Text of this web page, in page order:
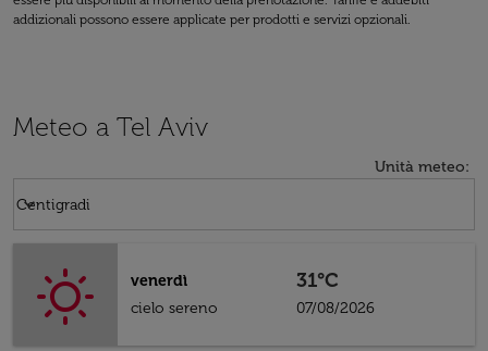
addizionali possono essere applicate per prodotti e servizi opzionali.
Meteo a Tel Aviv
Unità meteo:
Centigradi
keyboard_arrow_down
venerdì
cielo sereno
31°C
07/08/2026